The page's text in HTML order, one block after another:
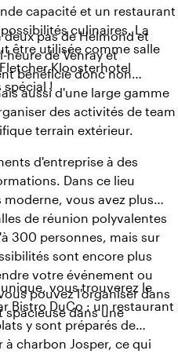
capacité et un restaurant
culinaires. La
être utilisée comme salle
Kloosterhotel
spécial !
pas de Helmond et
heure de Venray et
bénéficie donc non
aussi d'une large gamme
des activités de team
terrain extérieur.
d'entreprise à des
Dans ce lieu
vous avez plus
de réunion polyvalentes
300 personnes, mais sur
sont encore plus
votre événement ou
pouvez l'organiser dans
dans une
vous trouverez le
Bistro DuCo : un restaurant
y sont préparés de
charbon Josper, ce qui